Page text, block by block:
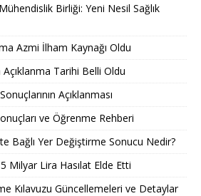
Birliği: Yeni Nesil Sağlık
Azmi İlham Kaynağı Oldu
Açıklanma Tarihi Belli Oldu
Açıklanması
ve Öğrenme Rehberi
Bağlı Yer Değiştirme Sonucu Nedir?
Milyar Lira Hasılat Elde Etti
Kılavuzu Güncellemeleri ve Detaylar